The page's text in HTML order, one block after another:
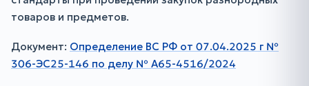
товаров и предметов.
Документ: Определение ВС РФ от 07.04.2025 г №
306-ЭС25-146 по делу № А65-4516/2024